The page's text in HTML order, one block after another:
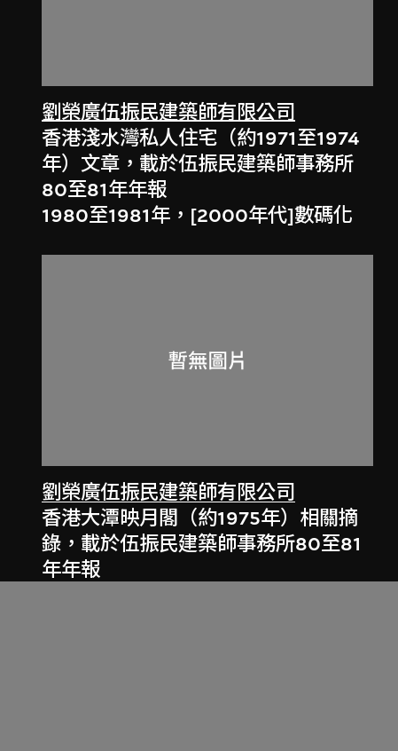
劉榮廣伍振民建築師有限公司
香港淺水灣私人住宅（約1971至1974
年）文章，載於伍振民建築師事務所
80至81年年報
1980至1981年，[2000年代]數碼化
劉榮廣伍振民建築師有限公司
香港大潭映月閣（約1975年）相關摘
錄，載於伍振民建築師事務所80至81
年年報